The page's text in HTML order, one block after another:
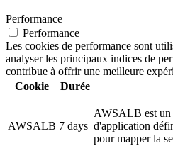
Performance
Performance
Les cookies de performance sont
analyser les principaux indices de
contribue à offrir une meilleure
Cookie
Durée
AWSALB 7 days
AWSALB est un
d'application
pour mapper la